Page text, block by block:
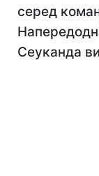
серед
Сеуканда